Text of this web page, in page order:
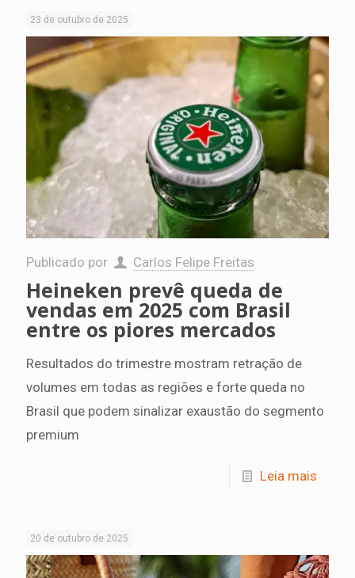
23 de outubro de 2025
Publicado por Carlos Felipe Freitas
Heineken prevê queda de
vendas em 2025 com Brasil
entre os piores mercados
Resultados do trimestre mostram retração de
volumes em todas as regiões e forte queda no
Brasil que podem sinalizar exaustão do segmento
premium
Leia mais
20 de outubro de 2025